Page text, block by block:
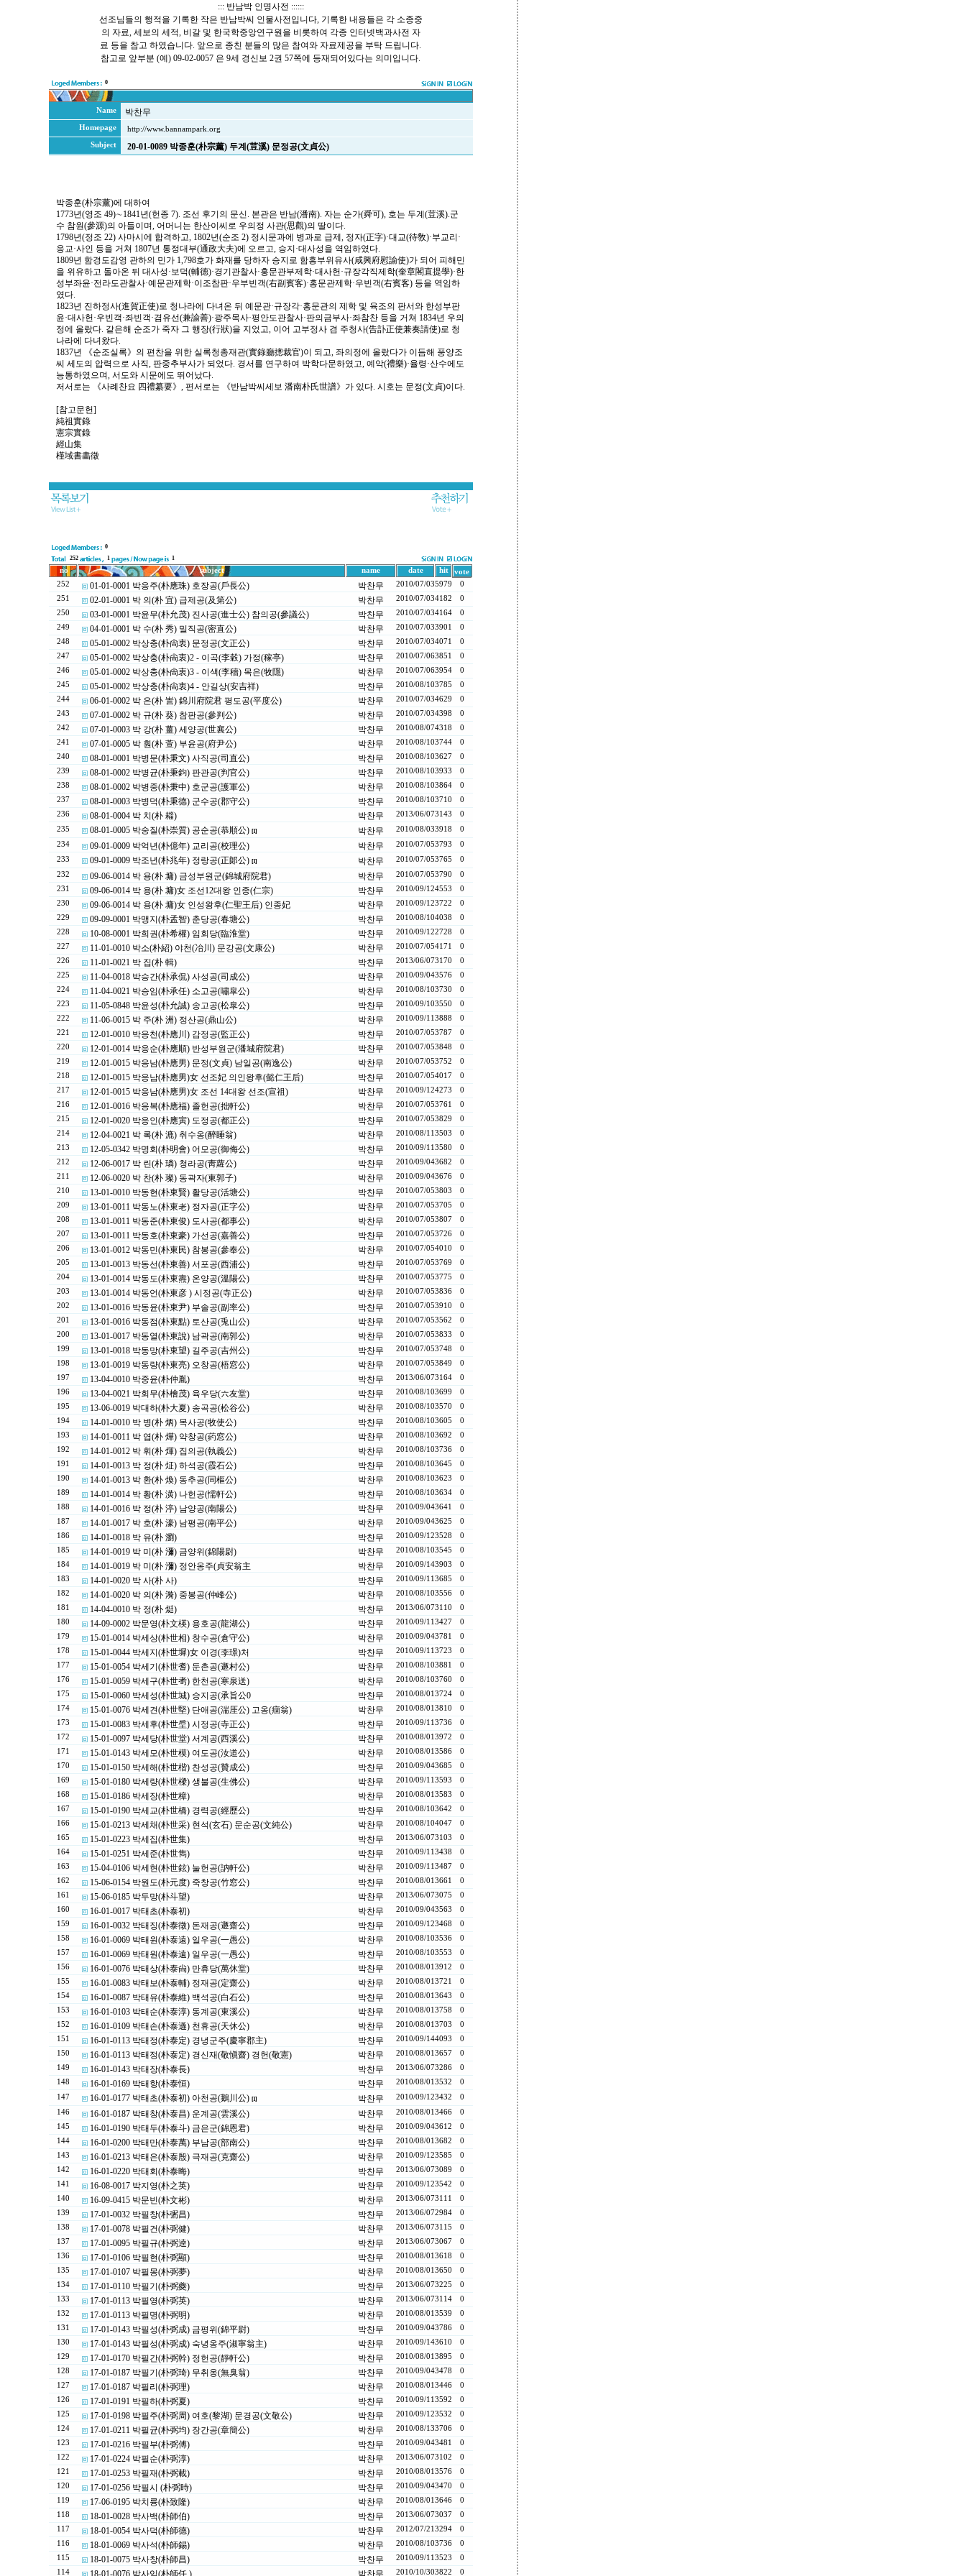
::: 반남박 인명사전 ::::::
선조님들의 행적을 기록한 작은 반남박씨 인물사전입니다, 기록한 내용들은 각 소종중
의 자료, 세보의 세적, 비갈 및 한국학중앙연구원을 비롯하여 각종 인터넷백과사전 자
료 등을 참고 하였습니다. 앞으로 종친 분들의 많은 참여와 자료제공을 부탁 드립니다.
참고로 앞부분 (예) 09-02-0057 은 9세 경신보 2권 57쪽에 등재되어있다는 의미입니다.
0
Name 박찬무
Homepage
http://www.bannampark.org
Subject
20-01-0089 박종훈(朴宗薰) 두계(荳溪) 문정공(文貞公)
박종훈(朴宗薰)에 대하여
1773년(영조 49)∼1841년(헌종 7). 조선 후기의 문신. 본관은 반남(潘南). 자는 순가(舜可), 호는 두계(荳溪).군
수 참원(參源)의 아들이며, 어머니는 한산이씨로 우의정 사관(思觀)의 딸이다.
1798년(정조 22) 사마시에 합격하고, 1802년(순조 2) 정시문과에 병과로 급제, 정자(正字)·대교(待敎)·부교리·
응교·사인 등을 거쳐 1807년 통정대부(通政大夫)에 오르고, 승지·대사성을 역임하였다.
1809년 함경도감영 관하의 민가 1,798호가 화재를 당하자 승지로 함흥부위유사(咸興府慰諭使)가 되어 피해민
을 위유하고 돌아온 뒤 대사성·보덕(輔德)·경기관찰사·홍문관부제학·대사헌·규장각직제학(奎章閣直提學)·한
성부좌윤·전라도관찰사·예문관제학·이조참판·우부빈객(右副賓客)·홍문관제학·우빈객(右賓客) 등을 역임하
였다.
1823년 진하정사(進賀正使)로 청나라에 다녀온 뒤 예문관·규장각·홍문관의 제학 및 육조의 판서와 한성부판
윤·대사헌·우빈객·좌빈객·겸유선(兼諭善)·광주목사·평안도관찰사·판의금부사·좌참찬 등을 거쳐 1834년 우의
정에 올랐다. 같은해 순조가 죽자 그 행장(行狀)을 지었고, 이어 고부정사 겸 주청사(告訃正使兼奏請使)로 청
나라에 다녀왔다.
1837년 《순조실록》의 편찬을 위한 실록청총재관(實錄廳摠裁官)이 되고, 좌의정에 올랐다가 이듬해 풍양조
씨 세도의 압력으로 사직, 판중추부사가 되었다. 경서를 연구하여 박학다문하였고, 예악(禮樂)·율령·산수에도
능통하였으며, 서도와 시문에도 뛰어났다.
저서로는 《사례찬요 四禮纂要》, 편서로는 《반남박씨세보 潘南朴氏世譜》가 있다. 시호는 문정(文貞)이다.
[참고문헌]
純祖實錄
憲宗實錄
經山集
槿域書畵徵
0
252
1 1
no subject name date hit
vote
252
01-01-0001 박응주(朴應珠) 호장공(戶長公) 박찬무 2010/07/035979
0
251
02-01-0001 박 의(朴 宜) 급제공(及第公) 박찬무 2010/07/034182
0
250
03-01-0001 박윤무(朴允茂) 진사공(進士公) 참의공(參議公) 박찬무 2010/07/034164
0
249
04-01-0001 박 수(朴 秀) 밀직공(密直公) 박찬무 2010/07/033901
0
248
05-01-0002 박상충(朴尙衷) 문정공(文正公) 박찬무 2010/07/034071
0
247
05-01-0002 박상충(朴尙衷)2 - 이곡(李穀) 가정(稼亭) 박찬무 2010/07/063851
0
246
05-01-0002 박상충(朴尙衷)3 - 이색(李穡) 목은(牧隱) 박찬무 2010/07/063954
0
245
05-01-0002 박상충(朴尙衷)4 - 안길상(安吉祥) 박찬무 2010/08/103785
0
244
06-01-0002 박 은(朴 訔) 錦川府院君 평도공(平度公) 박찬무 2010/07/034629
0
243
07-01-0002 박 규(朴 葵) 참판공(參判公) 박찬무 2010/07/034398
0
242
07-01-0003 박 강(朴 薑) 세양공(世襄公) 박찬무 2010/08/074318
0
241
07-01-0005 박 훤(朴 萱) 부윤공(府尹公) 박찬무 2010/08/103744
0
240
08-01-0001 박병문(朴秉文) 사직공(司直公) 박찬무 2010/08/103627
0
239
08-01-0002 박병균(朴秉鈞) 판관공(判官公) 박찬무 2010/08/103933
0
238
08-01-0002 박병중(朴秉中) 호군공(護軍公) 박찬무 2010/08/103864
0
237
08-01-0003 박병덕(朴秉德) 군수공(郡守公) 박찬무 2010/08/103710
0
236
08-01-0004 박 치(朴 䎩) 박찬무 2013/06/073143
0
235
08-01-0005 박숭질(朴崇質) 공순공(恭順公) [1] 박찬무 2010/08/033918
0
234
09-01-0009 박억년(朴億年) 교리공(校理公) 박찬무 2010/07/053793
0
233
09-01-0009 박조년(朴兆年) 정랑공(正郞公) [1] 박찬무 2010/07/053765
0
232
09-06-0014 박 용(朴 墉) 금성부원군(錦城府院君) 박찬무 2010/07/053790
0
231
09-06-0014 박 용(朴 墉)女 조선12대왕 인종(仁宗) 박찬무 2010/09/124553
0
230
09-06-0014 박 용(朴 墉)女 인성왕후(仁聖王后) 인종妃 박찬무 2010/09/123722
0
229
09-09-0001 박맹지(朴孟智) 춘당공(春塘公) 박찬무 2010/08/104038
0
228
10-08-0001 박희권(朴希權) 임회당(臨淮堂) 박찬무 2010/09/122728
0
227
11-01-0010 박소(朴紹) 야천(冶川) 문강공(文康公) 박찬무 2010/07/054171
0
226
11-01-0021 박 집(朴 輯) 박찬무 2013/06/073170
0
225
11-04-0018 박승간(朴承侃) 사성공(司成公) 박찬무 2010/09/043576
0
224
11-04-0021 박승임(朴承任) 소고공(嘯皐公) 박찬무 2010/08/103730
0
223
11-05-0848 박윤성(朴允誠) 송고공(松皐公) 박찬무 2010/09/103550
0
222
11-06-0015 박 주(朴 洲) 정산공(鼎山公) 박찬무 2010/09/11 3888
0
221
12-01-0010 박응천(朴應川) 감정공(監正公) 박찬무 2010/07/053787
0
220
12-01-0014 박응순(朴應順) 반성부원군(潘城府院君) 박찬무 2010/07/053848
0
219
12-01-0015 박응남(朴應男) 문정(文貞) 남일공(南逸公) 박찬무 2010/07/053752
0
218
12-01-0015 박응남(朴應男)女 선조妃 의인왕후(懿仁王后) 박찬무 2010/07/054017
0
217
12-01-0015 박응남(朴應男)女 조선 14대왕 선조(宣祖) 박찬무 2010/09/124273
0
216
12-01-0016 박응복(朴應福) 졸헌공(拙軒公) 박찬무 2010/07/053761
0
215
12-01-0020 박응인(朴應寅) 도정공(都正公) 박찬무 2010/07/053829
0
214
12-04-0021 박 록(朴 漉) 취수옹(醉睡翁) 박찬무 2010/08/11 3503
0
213
12-05-0342 박명회(朴明會) 어모공(御侮公) 박찬무 2010/09/11 3580
0
212
12-06-0017 박 린(朴 璘) 청라공(靑蘿公) 박찬무 2010/09/043682
0
211
12-06-0020 박 찬(朴 璨) 동곽자(東郭子) 박찬무 2010/09/043676
0
210
13-01-0010 박동현(朴東賢) 활당공(活塘公) 박찬무 2010/07/053803
0
209
13-01-0011 박동노(朴東老) 정자공(正字公) 박찬무 2010/07/053705
0
208
13-01-0011 박동준(朴東俊) 도사공(都事公) 박찬무 2010/07/053807
0
207
13-01-0011 박동호(朴東豪) 가선공(嘉善公) 박찬무 2010/07/053726
0
206
13-01-0012 박동민(朴東民) 참봉공(參奉公) 박찬무 2010/07/054010
0
205
13-01-0013 박동선(朴東善) 서포공(西浦公) 박찬무 2010/07/053769
0
204
13-01-0014 박동도(朴東燾) 온양공(溫陽公) 박찬무 2010/07/053775
0
203
13-01-0014 박동언(朴東彦 ) 시정공(寺正公) 박찬무 2010/07/053836
0
202
13-01-0016 박동윤(朴東尹) 부솔공(副率公) 박찬무 2010/07/053910
0
201
13-01-0016 박동점(朴東點) 토산공(兎山公) 박찬무 2010/07/053562
0
200
13-01-0017 박동열(朴東說) 남곽공(南郭公) 박찬무 2010/07/053833
0
199
13-01-0018 박동망(朴東望) 길주공(吉州公) 박찬무 2010/07/053748
0
198
13-01-0019 박동량(朴東亮) 오창공(梧窓公) 박찬무 2010/07/053849
0
197
13-04-0010 박중윤(朴仲胤) 박찬무 2013/06/073164
0
196
13-04-0021 박회무(朴檜茂) 육우당(六友堂) 박찬무 2010/08/103699
0
195
13-06-0019 박대하(朴大夏) 송곡공(松谷公) 박찬무 2010/08/103570
0
194
14-01-0010 박 병(朴 炳) 목사공(牧使公) 박찬무 2010/08/103605
0
193
14-01-0011 박 엽(朴 燁) 약창공(葯窓公) 박찬무 2010/08/103692
0
192
14-01-0012 박 휘(朴 煇) 집의공(執義公) 박찬무 2010/08/103736
0
191
14-01-0013 박 정(朴 炡) 하석공(霞石公) 박찬무 2010/08/103645
0
190
14-01-0013 박 환(朴 煥) 동추공(同樞公) 박찬무 2010/08/103623
0
189
14-01-0014 박 황(朴 潢) 나헌공(懦軒公) 박찬무 2010/08/103634
0
188
14-01-0016 박 정(朴 渟) 남양공(南陽公) 박찬무 2010/09/043641
0
187
14-01-0017 박 호(朴 濠) 남평공(南平公) 박찬무 2010/09/043625
0
186
14-01-0018 박 유(朴 瀏) 박찬무 2010/09/123528
0
185
14-01-0019 박 미(朴 瀰) 금양위(錦陽尉) 박찬무 2010/08/103545
0
184
14-01-0019 박 미(朴 瀰) 정안옹주(貞安翁主 박찬무 2010/09/143903
0
183
14-01-0020 박 사(朴 사) 박찬무 2010/09/11 3685
0
182
14-01-0020 박 의(朴 漪) 중봉공(仲峰公) 박찬무 2010/08/103556
0
181
14-04-0010 박 정(朴 烶) 박찬무 2013/06/073110
0
180
14-09-0002 박문영(朴文楧) 용호공(龍湖公) 박찬무 2010/09/11 3427
0
179
15-01-0014 박세상(朴世相) 창수공(倉守公) 박찬무 2010/09/043781
0
178
15-01-0044 박세지(朴世墀)女 이경(李璟)처 박찬무 2010/09/11 3723
0
177
15-01-0054 박세기(朴世耆) 둔촌공(遯村公) 박찬무 2010/08/103881
0
176
15-01-0059 박세구(朴世耉) 한천공(寒泉送) 박찬무 2010/08/103760
0
175
15-01-0060 박세성(朴世城) 승지공(承旨公0 박찬무 2010/08/01 3724
0
174
15-01-0076 박세견(朴世堅) 단애공(湍厓公) 고옹(痼翁) 박찬무 2010/08/01 3810
0
173
15-01-0083 박세후(朴世垕) 시정공(寺正公) 박찬무 2010/09/11 3736
0
172
15-01-0097 박세당(朴世堂) 서계공(西溪公) 박찬무 2010/08/01 3972
0
171
15-01-0143 박세모(朴世模) 여도공(汝道公) 박찬무 2010/08/01 3586
0
170
15-01-0150 박세해(朴世楷) 찬성공(贊成公) 박찬무 2010/09/043685
0
169
15-01-0180 박세량(朴世樑) 생불공(生佛公) 박찬무 2010/09/11 3593
0
168
15-01-0186 박세장(朴世樟) 박찬무 2010/08/01 3583
0
167
15-01-0190 박세교(朴世橋) 경력공(經歷公) 박찬무 2010/08/103642
0
166
15-01-0213 박세채(朴世采) 현석(玄石) 문순공(文純公) 박찬무 2010/08/104047
0
165
15-01-0223 박세집(朴世集) 박찬무 2013/06/073103
0
164
15-01-0251 박세준(朴世雋) 박찬무 2010/09/11 3438
0
163
15-04-0106 박세현(朴世鉉) 눌헌공(訥軒公) 박찬무 2010/09/11 3487
0
162
15-06-0154 박원도(朴元度) 죽창공(竹窓公) 박찬무 2010/08/01 3661
0
161
15-06-0185 박두망(朴斗望) 박찬무 2013/06/073075
0
160
16-01-0017 박태초(朴泰初) 박찬무 2010/09/043563
0
159
16-01-0032 박태징(朴泰徵) 돈재공(遯齋公) 박찬무 2010/09/123468
0
158
16-01-0069 박태원(朴泰遠) 일우공(一愚公) 박찬무 2010/08/103536
0
157
16-01-0069 박태원(朴泰遠) 일우공(一愚公) 박찬무 2010/08/103553
0
156
16-01-0076 박태상(朴泰尙) 만휴당(萬休堂) 박찬무 2010/08/01 3912
0
155
16-01-0083 박태보(朴泰輔) 정재공(定齋公) 박찬무 2010/08/01 3721
0
154
16-01-0087 박태유(朴泰維) 백석공(白石公) 박찬무 2010/08/01 3643
0
153
16-01-0103 박태순(朴泰淳) 동계공(東溪公) 박찬무 2010/08/01 3758
0
152
16-01-0109 박태손(朴泰遜) 천휴공(天休公) 박찬무 2010/08/01 3703
0
151
16-01-0113 박태정(朴泰定) 경녕군주(慶寧郡主) 박찬무 2010/09/144093
0
150
16-01-0113 박태정(朴泰定) 경신재(敬愼齋) 경헌(敬憲) 박찬무 2010/08/01 3657
0
149
16-01-0143 박태장(朴泰長) 박찬무 2013/06/073286
0
148
16-01-0169 박태항(朴泰恒) 박찬무 2010/08/01 3532
0
147
16-01-0177 박태초(朴泰初) 아천공(鵝川公) [1] 박찬무 2010/09/123432
0
146
16-01-0187 박태창(朴泰昌) 운계공(雲溪公) 박찬무 2010/08/01 3466
0
145
16-01-0190 박태두(朴泰斗) 금은군(錦恩君) 박찬무 2010/09/043612
0
144
16-01-0200 박태만(朴泰萬) 부남공(部南公) 박찬무 2010/08/01 3682
0
143
16-01-0213 박태은(朴泰殷) 극재공(克齋公) 박찬무 2010/09/123585
0
142
16-01-0220 박태회(朴泰晦) 박찬무 2013/06/073089
0
141
16-08-0017 박지영(朴之英) 박찬무 2010/09/123542
0
140
16-09-0415 박문빈(朴文彬) 박찬무 2013/06/073111
0
139
17-01-0032 박필창(朴弻昌) 박찬무 2013/06/072984
0
138
17-01-0078 박필건(朴弼健) 박찬무 2013/06/073115
0
137
17-01-0095 박필규(朴弼逵) 박찬무 2013/06/073067
0
136
17-01-0106 박필현(朴弼顯) 박찬무 2010/08/01 3618
0
135
17-01-0107 박필몽(朴弼夢) 박찬무 2010/08/01 3650
0
134
17-01-0110 박필기(朴弼夔) 박찬무 2013/06/073225
0
133
17-01-0113 박필영(朴弼英) 박찬무 2013/06/073114
0
132
17-01-0113 박필명(朴弼明) 박찬무 2010/08/01 3539
0
131
17-01-0143 박필성(朴弼成) 금평위(錦平尉) 박찬무 2010/09/043786
0
130
17-01-0143 박필성(朴弼成) 숙녕옹주(淑寧翁主) 박찬무 2010/09/143610
0
129
17-01-0170 박필간(朴弼幹) 정헌공(靜軒公) 박찬무 2010/08/01 3895
0
128
17-01-0187 박필기(朴弼琦) 무취옹(無臭翁) 박찬무 2010/09/043478
0
127
17-01-0187 박필리(朴弼理) 박찬무 2010/08/01 3446
0
126
17-01-0191 박필하(朴弼夏) 박찬무 2010/09/11 3592
0
125
17-01-0198 박필주(朴弼周) 여호(黎湖) 문경공(文敬公) 박찬무 2010/09/123532
0
124
17-01-0211 박필균(朴弼均) 장간공(章簡公) 박찬무 2010/08/133706
0
123
17-01-0216 박필부(朴弼傅) 박찬무 2010/09/043481
0
122
17-01-0224 박필순(朴弼淳) 박찬무 2013/06/073102
0
121
17-01-0253 박필재(朴弼載) 박찬무 2010/08/01 3576
0
120
17-01-0256 박필시 (朴弼時) 박찬무 2010/09/043470
0
119
17-06-0195 박치륭(朴致隆) 박찬무 2010/08/01 3646
0
118
18-01-0028 박사백(朴師伯) 박찬무 2013/06/073037
0
117
18-01-0054 박사덕(朴師德) 박찬무 2012/07/21 3294
0
116
18-01-0069 박사석(朴師錫) 박찬무 2010/08/103736
0
115
18-01-0075 박사창(朴師昌) 박찬무 2010/09/11 3523
0
114
18-01-0076 박사임(朴師任 ) 박찬무 2010/10/303822 0